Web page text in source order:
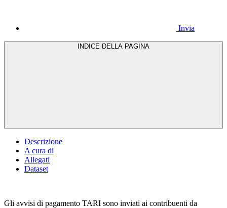
Invia
Descrizione
A cura di
Allegati
Dataset
Gli avvisi di pagamento TARI sono inviati ai contribuenti da